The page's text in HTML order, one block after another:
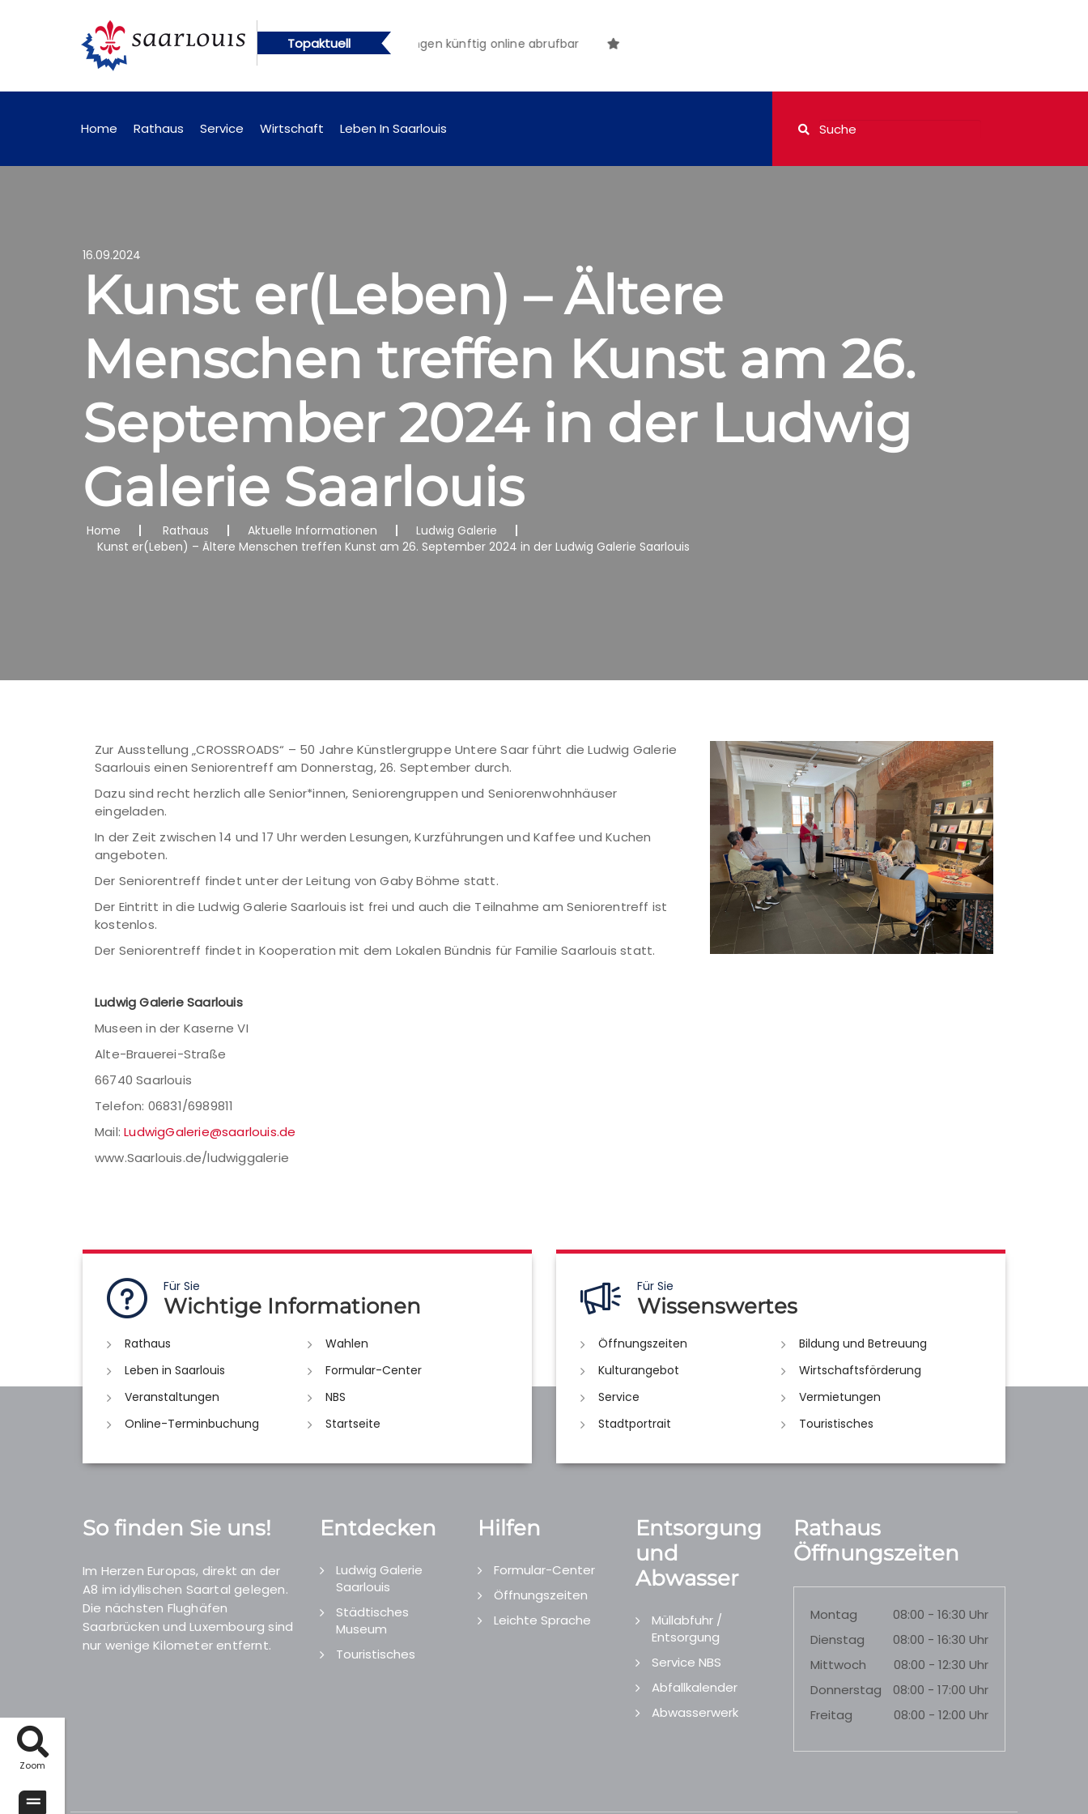
Zoom
Topaktuell
künftig online abrufbar Öffentliche Bekanntmachungen künftig online abrufbar
Home Rathaus Service Wirtschaft Leben In Saarlouis
16.09.2024
Kunst er(Leben) – Ältere
Menschen treffen Kunst am 26.
September 2024 in der Ludwig
Galerie Saarlouis
Home Rathaus Aktuelle Informationen
Ludwig Galerie
Kunst er(Leben) – Ältere Menschen treffen Kunst am 26. September 2024 in der Ludwig Galerie Saarlouis
Zur Ausstellung „CROSSROADS“ – 50 Jahre Künstlergruppe Untere Saar führt die Ludwig Galerie
Saarlouis einen Seniorentreff am Donnerstag, 26. September durch.
Dazu sind recht herzlich alle Senior*innen, Seniorengruppen und Seniorenwohnhäuser
eingeladen.
In der Zeit zwischen 14 und 17 Uhr werden Lesungen, Kurzführungen und Kaffee und Kuchen
angeboten.
Der Seniorentreff findet unter der Leitung von Gaby Böhme statt.
Der Eintritt in die Ludwig Galerie Saarlouis ist frei und auch die Teilnahme am Seniorentreff ist
kostenlos.
Der Seniorentreff findet in Kooperation mit dem Lokalen Bündnis für Familie Saarlouis statt.
Ludwig Galerie Saarlouis
Museen in der Kaserne VI
Alte-Brauerei-Straße
66740 Saarlouis
Telefon: 06831/6989811
Mail:LudwigGalerie@saarlouis.de
www.Saarlouis.de/ludwiggalerie
Für Sie
Wichtige Informationen
Rathaus
Wahlen
Leben in Saarlouis
Formular-Center
Veranstaltungen
NBS
Online-Terminbuchung
Startseite
Für Sie
Wissenswertes
Öffnungszeiten
Bildung und Betreuung
Kulturangebot
Wirtschaftsförderung
Service
Vermietungen
Stadtportrait
Touristisches
So finden Sie uns!
Im Herzen Europas, direkt an der
A8 im idyllischen Saartal gelegen.
Die nächsten Flughäfen
Saarbrücken und Luxembourg sind
nur wenige Kilometer entfernt.
Entdecken
Ludwig Galerie
Saarlouis
Städtisches
Museum
Touristisches
Hilfen
Formular-Center
Öffnungszeiten
Leichte Sprache
Entsorgung
und
Abwasser
Müllabfuhr /
Entsorgung
Service NBS
Abfallkalender
Abwasserwerk
Rathaus
Öffnungszeiten
Montag
08:00 - 16:30 Uhr
Dienstag
08:00 - 16:30 Uhr
Mittwoch
08:00 - 12:30 Uhr
Donnerstag
08:00 - 17:00 Uhr
Freitag
08:00 - 12:00 Uhr